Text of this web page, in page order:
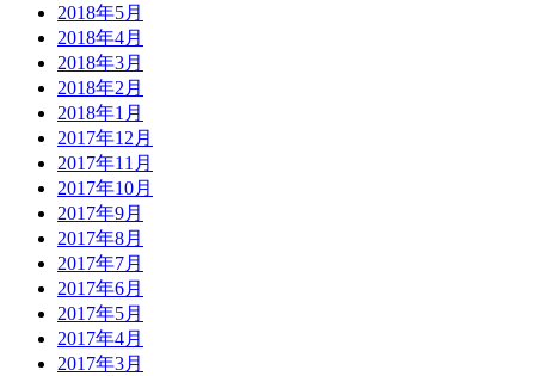
2018年5月
2018年4月
2018年3月
2018年2月
2018年1月
2017年12月
2017年11月
2017年10月
2017年9月
2017年8月
2017年7月
2017年6月
2017年5月
2017年4月
2017年3月